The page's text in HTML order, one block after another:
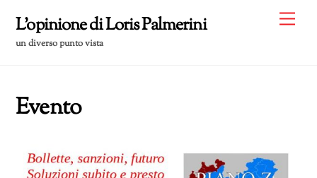
content
L'opinione di Loris Palmerini
un diverso punto vista
Evento